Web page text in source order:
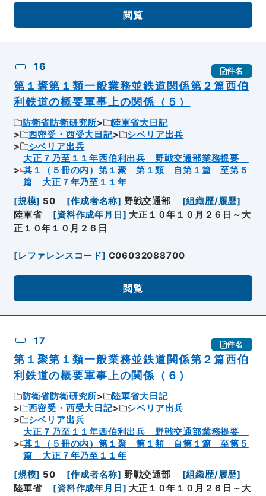
閲覧
16 件名
第１聚第１類一般業務並鉄道関係第２篇西伯
利鉄道の概要軍事上の関係（５）
防衛省防衛研究所
陸軍省大日記
西密受・西受大日記
シベリア出兵
シベリア出兵
大正７乃至１１年西伯利出兵 野戦交通部業務提要
其１（５冊の内）第１聚 第１類 自第１篇 至第５
篇 大正７年乃至１１年
[規模] 50 [作成者名称] 野戦交通部 [組織歴/履歴]
陸軍省
[資料作成年月日 ] 大正１０年１０月２６日～大
正１０年１０月２６日
[レファレンスコード] C06032088700
閲覧
17 件名
第１聚第１類一般業務並鉄道関係第２篇西伯
利鉄道の概要軍事上の関係（６）
防衛省防衛研究所
陸軍省大日記
西密受・西受大日記
シベリア出兵
シベリア出兵
大正７乃至１１年西伯利出兵 野戦交通部業務提要
其１（５冊の内）第１聚 第１類 自第１篇 至第５
篇 大正７年乃至１１年
[規模] 50 [作成者名称] 野戦交通部 [組織歴/履歴]
陸軍省
[資料作成年月日 ] 大正１０年１０月２６日～大